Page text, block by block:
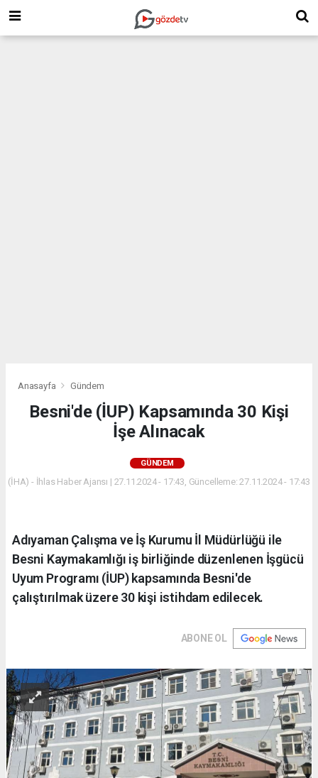
Anasayfa Gündem
Besni'de (İUP) Kapsamında 30 Kişi
İşe Alınacak
GÜNDEM
(İHA) - İhlas Haber Ajansı | 27.11.2024 - 17:43, Güncelleme: 27.11.2024 - 17:43
Adıyaman Çalışma ve İş Kurumu İl Müdürlüğü ile
Besni Kaymakamlığı iş birliğinde düzenlenen İşgücü
Uyum Programı (İUP) kapsamında Besni'de
çalıştırılmak üzere 30 kişi istihdam edilecek.
ABONE OL